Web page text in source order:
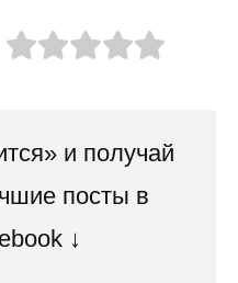
и получай
посты в
↓